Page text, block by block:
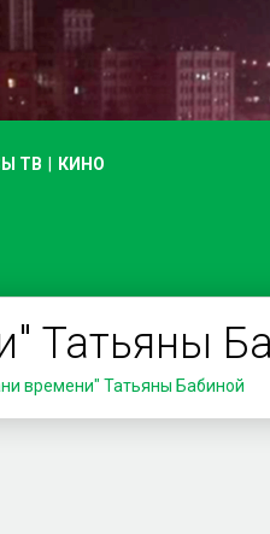
ТВ КИНО
Татьяны
времени" Татьяны Бабиной